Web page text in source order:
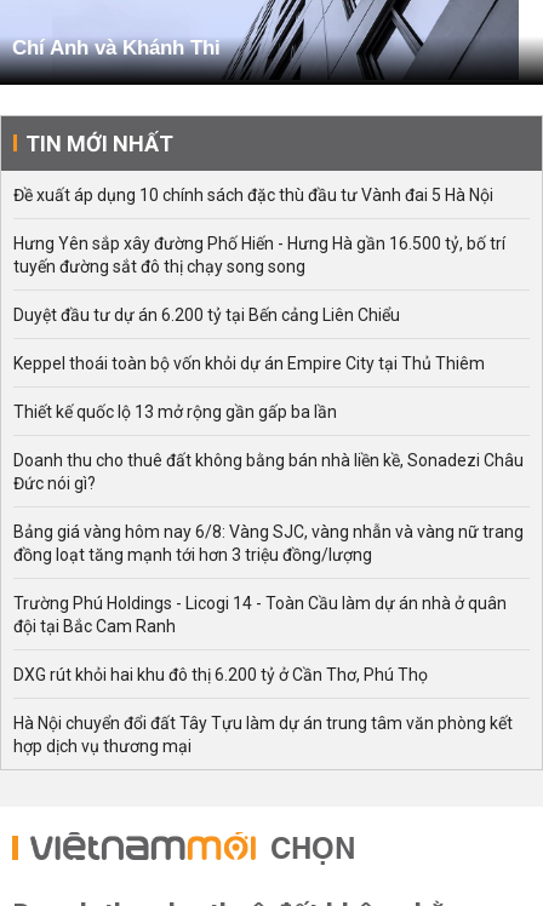
Chí Anh và Khánh Thi
TIN MỚI NHẤT
Đề xuất áp dụng 10 chính sách đặc thù đầu tư Vành đai 5 Hà Nội
Hưng Yên sắp xây đường Phố Hiến - Hưng Hà gần 16.500 tỷ, bố trí
tuyến đường sắt đô thị chạy song song
Duyệt đầu tư dự án 6.200 tỷ tại Bến cảng Liên Chiểu
Keppel thoái toàn bộ vốn khỏi dự án Empire City tại Thủ Thiêm
Thiết kế quốc lộ 13 mở rộng gần gấp ba lần
Doanh thu cho thuê đất không bằng bán nhà liền kề, Sonadezi Châu
Đức nói gì?
Bảng giá vàng hôm nay 6/8: Vàng SJC, vàng nhẫn và vàng nữ trang
đồng loạt tăng mạnh tới hơn 3 triệu đồng/lượng
Trường Phú Holdings - Licogi 14 - Toàn Cầu làm dự án nhà ở quân
đội tại Bắc Cam Ranh
DXG rút khỏi hai khu đô thị 6.200 tỷ ở Cần Thơ, Phú Thọ
Hà Nội chuyển đổi đất Tây Tựu làm dự án trung tâm văn phòng kết
hợp dịch vụ thương mại
CHỌN